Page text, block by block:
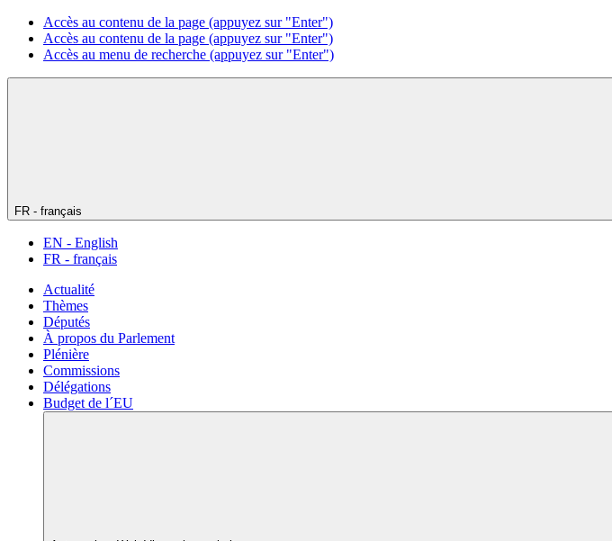
Accès au contenu de la page (appuyez sur "Enter")
Accès au contenu de la page (appuyez sur "Enter")
Accès au menu de recherche (appuyez sur "Enter")
FR - français
EN - English
FR - français
Actualité
Thèmes
Députés
À propos du Parlement
Plénière
Commissions
Délégations
Budget de l´EU